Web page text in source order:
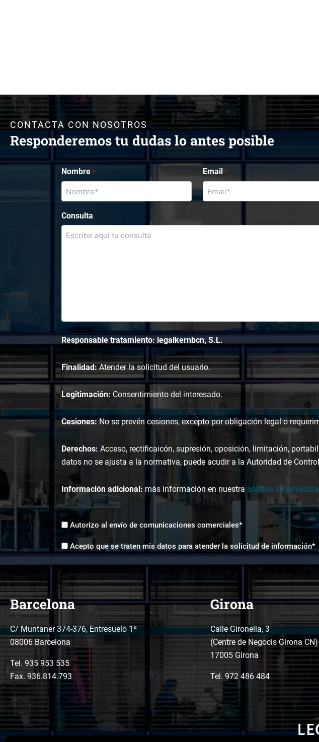
CONTACTA CON NOSOTROS
Responderemos tu dudas lo antes posible
Nombre * Email *
Consulta
Responsable tratamiento: legalkernbcn, S.L.
Finalidad:Atender la solicitud del usuario.
Legitimación: Consentimiento del interesado.
Cesiones:No se prevén cesiones, excepto por obligación legal o
Derechos: Acceso, rectificaicón, supresión, oposición, limitación,
datos no se ajusta a la normativa, puede acudir a la Autoridad de
Información adicional: más información en nuestra política de
Envíos
comerciales
*
Autorizo al envío de comunicaciones comerciales*
Aceptación
tratamiento
de
*
Acepto que se traten mis datos para atender la solicitud de información*
Barcelona
C/ Muntaner 374-376, Entresuelo 1ª
08006 Barcelona
Tel. 935 953 535
Fax. 936.814.793
Girona
Calle Gironella, 3
(Centre de Negocis Girona CN)
17005 Girona
Tel.972 486 484